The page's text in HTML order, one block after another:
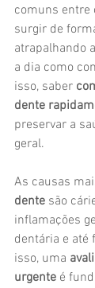
comuns entre
surgir de
atrapalhando
a dia como
isso, saber
dente
preservar a
geral.
As causas
dente são
inflamações
dentária e até
isso, uma
urgente é